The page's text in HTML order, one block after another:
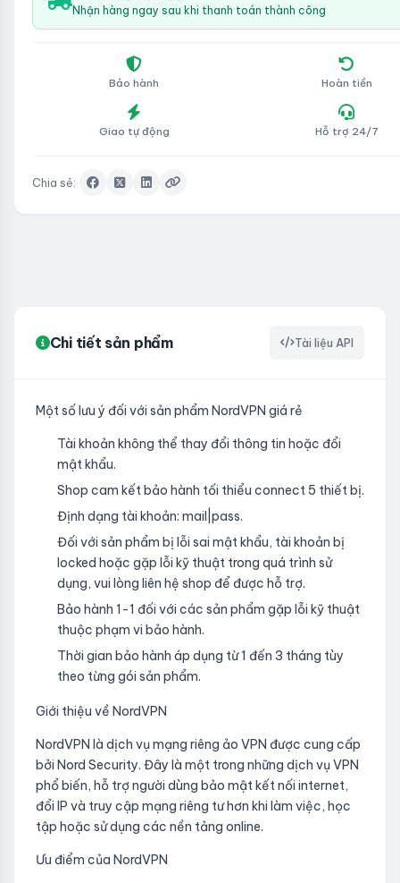
Nhận hàng ngay sau khi thanh toán thành công
Bảo hành Hoàn tiền
Giao tự động Hỗ trợ 24/7
Chia sẻ:
Chi tiết sản phẩm Tài liệu API
Một số lưu ý đối với sản phẩm NordVPN giá rẻ
Tài khoản không thể thay đổi thông tin hoặc đổi
mật khẩu.
Shop cam kết bảo hành tối thiểu connect 5 thiết bị.
Định dạng tài khoản: mail|pass.
Đối với sản phẩm bị lỗi sai mật khẩu, tài khoản bị
locked hoặc gặp lỗi kỹ thuật trong quá trình sử
dụng, vui lòng liên hệ shop để được hỗ trợ.
Bảo hành 1-1 đối với các sản phẩm gặp lỗi kỹ thuật
thuộc phạm vi bảo hành.
Thời gian bảo hành áp dụng từ 1 đến 3 tháng tùy
theo từng gói sản phẩm.
Giới thiệu về NordVPN
NordVPN là dịch vụ mạng riêng ảo VPN được cung cấp
bởi Nord Security. Đây là một trong những dịch vụ VPN
phổ biến, hỗ trợ người dùng bảo mật kết nối internet,
đổi IP và truy cập mạng riêng tư hơn khi làm việc, học
tập hoặc sử dụng các nền tảng online.
Ưu điểm của NordVPN